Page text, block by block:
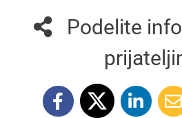
Podelite